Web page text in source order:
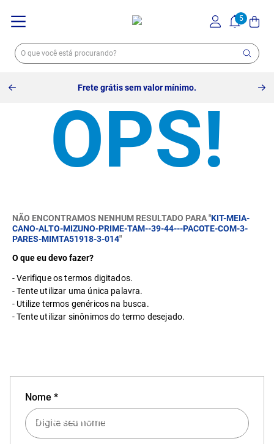
Frete grátis sem valor mínimo.
NÃO ENCONTRAMOS NENHUM RESULTADO PARA "KIT-MEIA-
CANO-ALTO-MIZUNO-PRIME-TAM--39-44---PACOTE-COM-3-
PARES-MIMTA51918-3-014"
O que eu devo fazer?
Verifique os termos digitados.
Tente utilizar uma única palavra.
Utilize termos genéricos na busca.
Tente utilizar sinônimos do termo desejado.
EXPERIÊNCIA MIZUNO NO APP
Nome *